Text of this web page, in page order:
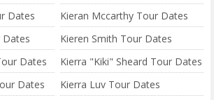
Dates
Kieran Mccarthy Tour Dates
Dates
Kieren Smith Tour Dates
Dates
Kierra "Kiki" Sheard Tour Dates
Dates
Kierra Luv Tour Dates